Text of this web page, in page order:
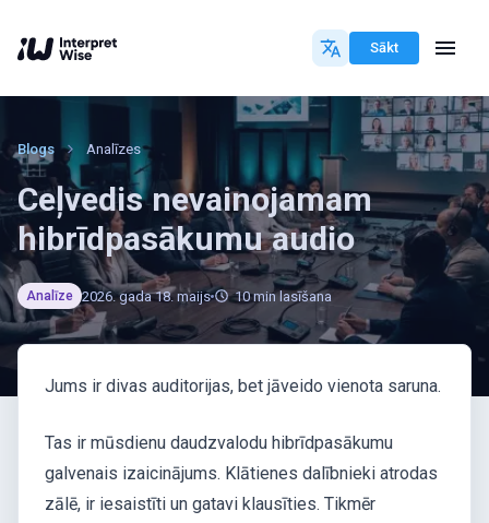
Sākt
Blogs Analīzes
Ceļvedis nevainojamam
hibrīdpasākumu audio
Analīze 2026. gada 18. maijs 10 min lasīšana
Jums ir divas auditorijas, bet jāveido vienota saruna.
Tas ir mūsdienu daudzvalodu hibrīdpasākumu
galvenais izaicinājums. Klātienes dalībnieki atrodas
zālē, ir iesaistīti un gatavi klausīties. Tikmēr